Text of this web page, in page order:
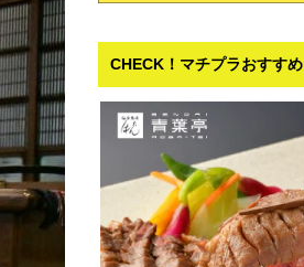
CHECK！マチプラおすすめ